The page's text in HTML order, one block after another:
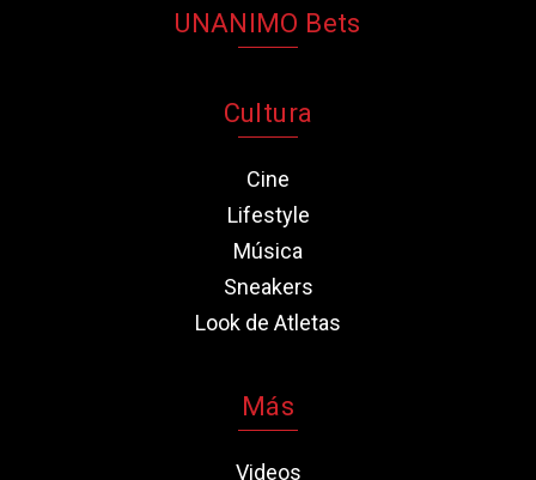
UNANIMO Bets
Cultura
Cine
Lifestyle
Música
Sneakers
Look de Atletas
Más
Videos